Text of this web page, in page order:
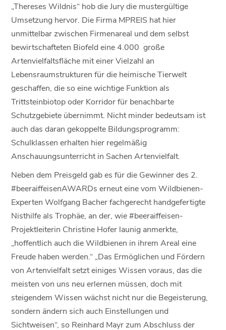
„Thereses Wildnis“ hob die Jury die mustergültige
Umsetzung hervor. Die Firma MPREIS hat hier
unmittelbar zwischen Firmenareal und dem selbst
bewirtschafteten Biofeld eine 4.000 große
Artenvielfaltsfläche mit einer Vielzahl an
Lebensraumstrukturen für die heimische Tierwelt
geschaffen, die so eine wichtige Funktion als
Trittsteinbiotop oder Korridor für benachbarte
Schutzgebiete übernimmt. Nicht minder bedeutsam ist
auch das daran gekoppelte Bildungsprogramm:
Schulklassen erhalten hier regelmäßig
Anschauungsunterricht in Sachen Artenvielfalt.
Neben dem Preisgeld gab es für die Gewinner des 2.
#beeraiffeisenAWARDs erneut eine vom Wildbienen-
Experten Wolfgang Bacher fachgerecht handgefertigte
Nisthilfe als Trophäe, an der, wie #beeraiffeisen-
Projektleiterin Christine Hofer launig anmerkte,
„hoffentlich auch die Wildbienen in ihrem Areal eine
Freude haben werden.“ „Das Ermöglichen und Fördern
von Artenvielfalt setzt einiges Wissen voraus, das die
meisten von uns neu erlernen müssen, doch mit
steigendem Wissen wächst nicht nur die Begeisterung,
sondern ändern sich auch Einstellungen und
Sichtweisen“, so Reinhard Mayr zum Abschluss der